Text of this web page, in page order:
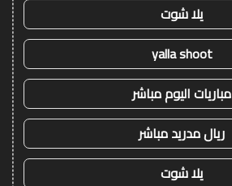
يلا شوت
yalla shoot
مباريات اليوم مباشر
ريال مدريد مباشر
يلا شوت